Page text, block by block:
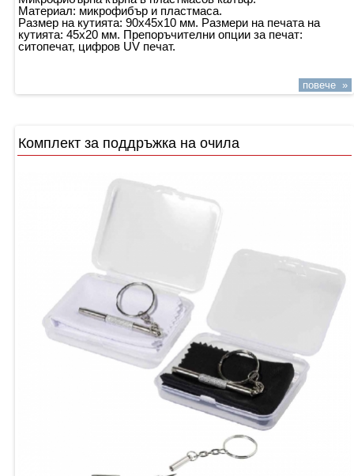
Материал: микрофибър и пластмаса.
Размер на кутията: 90х45х10 мм. Размери на печата на
кутията: 45х20 мм. Препоръчителни опции за печат:
ситопечат, цифров UV печат.
повече »
Комплект за поддръжка на очила